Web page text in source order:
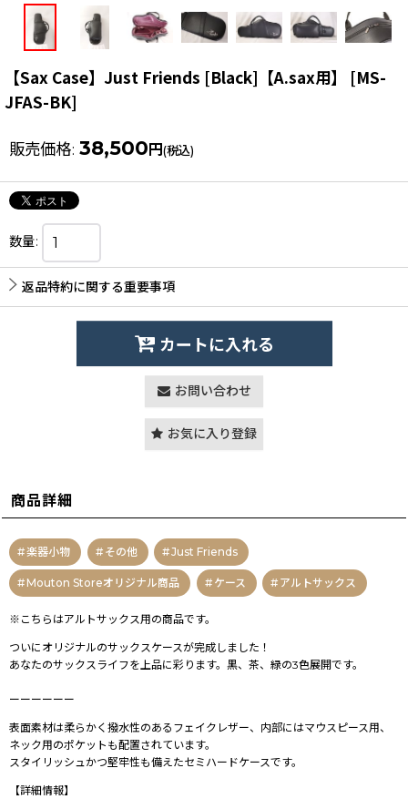
【Sax Case】Just Friends [Black]【A.sax用】 [MS-
JFAS-BK]
販売価格: 38,500 円(税込)
数量:
返品特約に関する重要事項
カートに入れる
お問い合わせ
お気に入り登録
商品詳細
楽器小物 その他 Just Friends
Mouton Storeオリジナル商品 ケース アルトサックス
※こちらはアルトサックス用の商品です。
ついにオリジナルのサックスケースが完成しました！
あなたのサックスライフを上品に彩ります。黒、茶、緑の3色展開です。
ーーーーーー
表面素材は柔らかく撥水性のあるフェイクレザー、内部にはマウスピース用、
ネック用のポケットも配置されています。
スタイリッシュかつ堅牢性も備えたセミハードケースです。
【詳細情報】